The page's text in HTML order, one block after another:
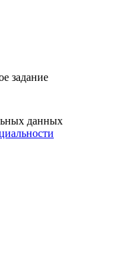
задание
данных